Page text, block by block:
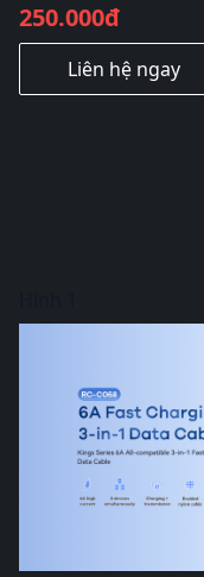
250.000đ
Liên hệ ngay